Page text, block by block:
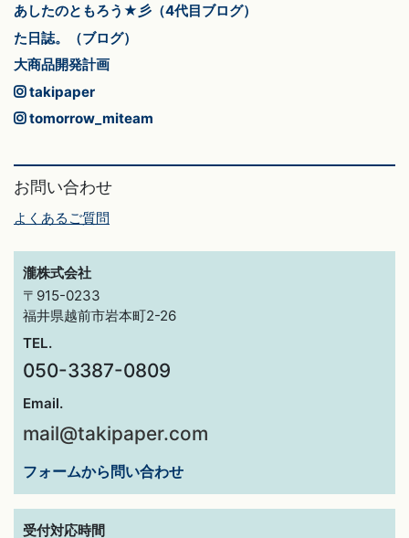
あしたのともろう★彡（4代目ブログ）
た日誌。（ブログ）
大商品開発計画
takipaper
tomorrow_miteam
お問い合わせ
よくあるご質問
瀧株式会社
〒915-0233
福井県越前市岩本町2-26
TEL.
050-3387-0809
Email.
mail@takipaper.com
フォームから問い合わせ
受付対応時間